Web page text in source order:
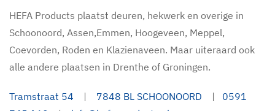
HEFA Products plaatst deuren, hekwerk en overige in
Schoonoord, Assen,Emmen, Hoogeveen, Meppel,
Coevorden, Roden en Klazienaveen. Maar uiteraard ook
alle andere plaatsen in Drenthe of Groningen.
Tramstraat 54 | 7848 BL SCHOONOORD | 0591